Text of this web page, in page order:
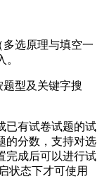
选原理与填空一
型及关键字搜
已有试卷试题的试
的分数，支持对选
完成后可以进行试
状态下才可使用